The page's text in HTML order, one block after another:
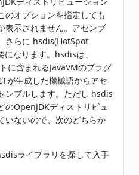
のオプションを指定しても
表示されません。アセンブ
さらに hsdis(HotSpot
なります。hsdisは、
に含まれるJavaVMのプラグ
が生成した機械語からアセ
ンブルします。ただし hsdis
のOpenJDKディストリビュ
いないので、次のどちらか
ライブラリを探して入手